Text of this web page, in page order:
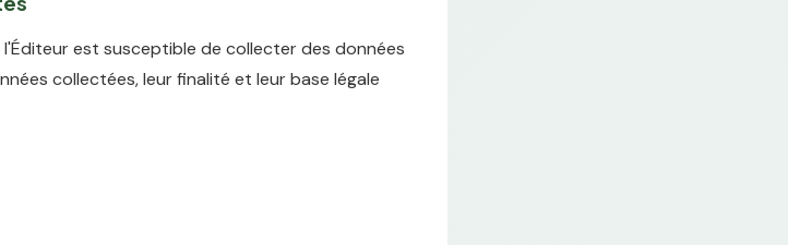
est susceptible de collecter des données
collectées, leur finalité et leur base légale